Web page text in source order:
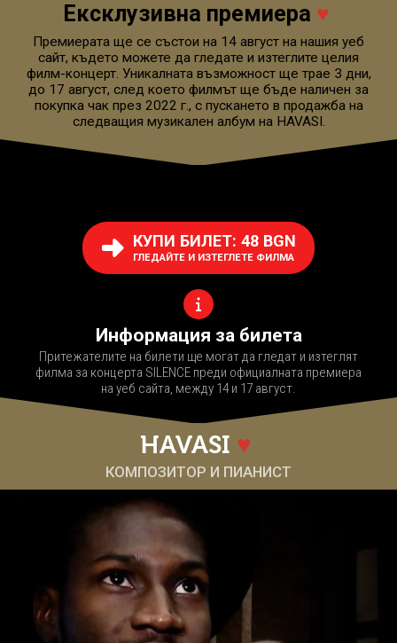
Ексклузивна премиера ♥
Премиерата ще се състои на 14 август на нашия уеб
сайт, където можете да гледате и изтеглите целия
филм-концерт. Уникалната възможност ще трае 3 дни,
до 17 август, след което филмът ще бъде наличен за
покупка чак през 2022 г., с пускането в продажба на
следващия музикален албум на HAVASI.
КУПИ БИЛЕТ: 48 BGN
ГЛЕДАЙТЕ И ИЗТЕГЛЕТЕ ФИЛМА
Информация за билета
Притежателите на билети ще могат да гледат и изтеглят
филма за концерта SILENCE преди официалната премиера
на уеб сайта, между 14 и 17 август.
HAVASI ♥
КОМПОЗИТОР И ПИАНИСТ